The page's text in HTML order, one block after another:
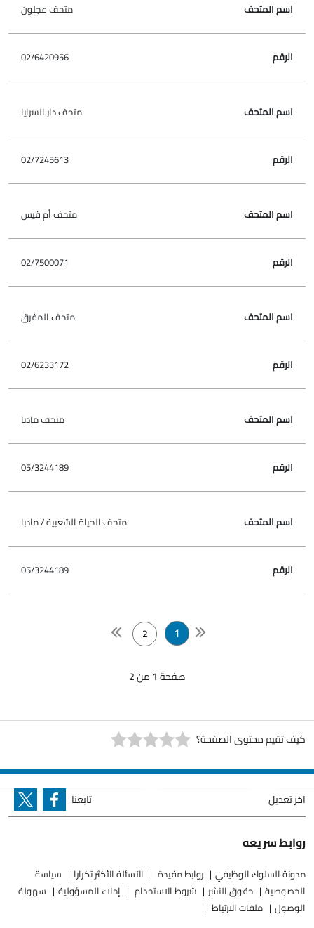
متحف عجلون
02/6420956
متحف دار السرايا
02/7245613
متحف أم قيس
02/7500071
متحف المفرق
02/6233172
متحف مادبا
05/3244189
متحف الحياة الشعبية / مادبا
05/3244189
1
2
صفحة 1 من 2
كيف تقيم محتوى الصفحة؟
اخر تعديل تابعنا
روابط سريعه
مدونة السلوك الوظيفي روابط مفيدة الأسئلة الأكثر تكرارا
سياسة
الخصوصية
حقوق النشر شروط الاستخدام إخلاء المسؤولية
سهولة
الوصول
ملفات الارتباط